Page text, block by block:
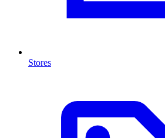
Stores